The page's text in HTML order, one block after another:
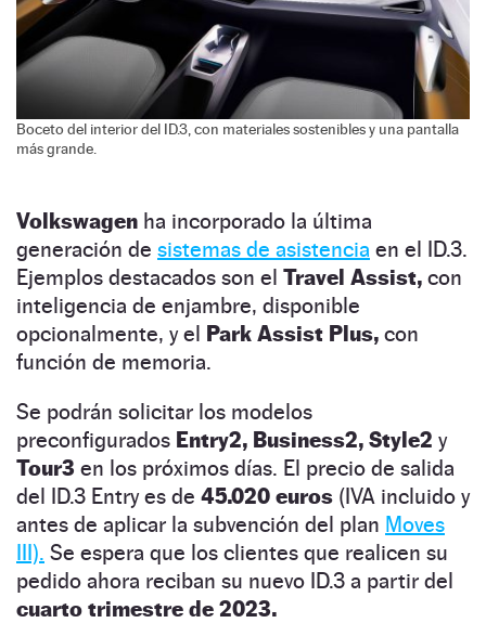
Boceto del interior del ID.3, con materiales sostenibles y una pantalla
más grande.
Volkswagen ha incorporado la última
generación de sistemas de asistencia en el ID.3.
Ejemplos destacados son el Travel Assist, con
inteligencia de enjambre, disponible
opcionalmente, y el Park Assist Plus, con
función de memoria.
Se podrán solicitar los modelos
preconfigurados Entry2, Business2, Style2 y
Tour3 en los próximos días. El precio de salida
del ID.3 Entry es de 45.020 euros (IVA incluido y
antes de aplicar la subvención del plan Moves
III). Se espera que los clientes que realicen su
pedido ahora reciban su nuevo ID.3 a partir del
cuarto trimestre de 2023.